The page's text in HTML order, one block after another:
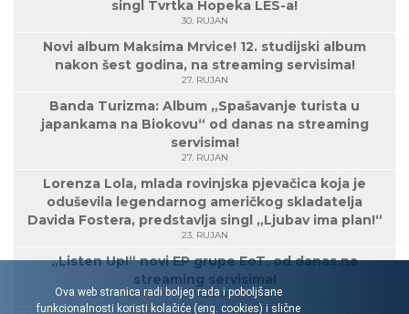
singl Tvrtka Hopeka LES-a!
30. RUJAN
Novi album Maksima Mrvice! 12. studijski album
nakon šest godina, na streaming servisima!
27. RUJAN
Banda Turizma: Album „Spašavanje turista u
japankama na Biokovu“ od danas na streaming
servisima!
27. RUJAN
Lorenza Lola, mlada rovinjska pjevačica koja je
oduševila legendarnog američkog skladatelja
Davida Fostera, predstavlja singl „Ljubav ima plan!“
23. RUJAN
„Listen Up!“ novi EP grupe EoT, od danas na
streaming servisima!
20. RUJAN
Ova web stranica radi boljeg rada i poboljšane
funkcionalnosti koristi kolačiće (eng. cookies) i slične